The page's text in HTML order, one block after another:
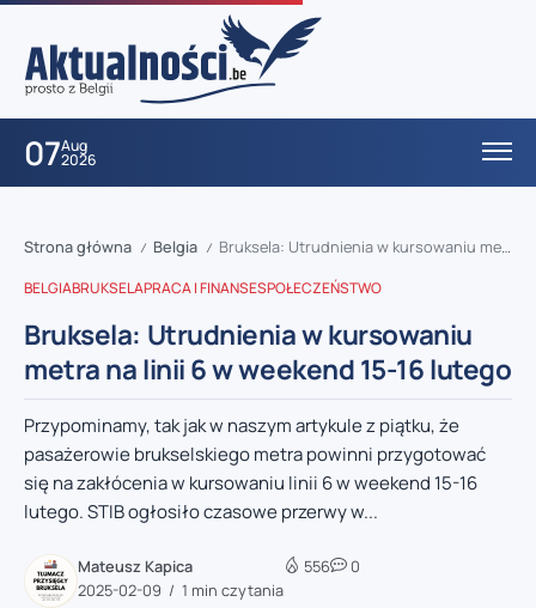
07Aug
2026
Strona główna / Belgia / Bruksela: Utrudnienia w kursowaniu metra na linii 6 w weekend 15-16 lutego
BELGIABRUKSELAPRACA I FINANSESPOŁECZEŃSTWO
Bruksela: Utrudnienia w kursowaniu
metra na linii 6 w weekend 15-16 lutego
Przypominamy, tak jak w naszym artykule z piątku, że
pasażerowie brukselskiego metra powinni przygotować
się na zakłócenia w kursowaniu linii 6 w weekend 15-16
lutego. STIB ogłosiło czasowe przerwy w...
Mateusz Kapica
2025-02-09
1 min czytania
556 0